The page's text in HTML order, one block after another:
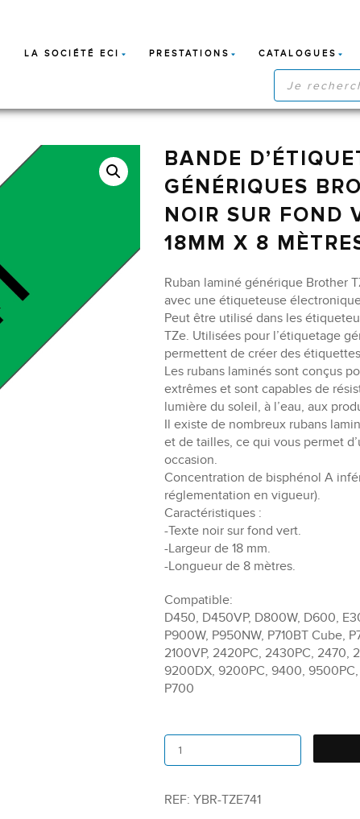
LA SOCIÉTÉ ECI PRESTATIONS CATALOGUES
RECHERCHE
DE
PRODUITS
BANDE
GÉNÉRIQUES
NOIR SUR FOND
18MM X 8
Ruban laminé générique Brother
avec une étiqueteuse
Peut être utilisé dans les
TZe. Utilisées pour l’étiquetage
permettent de créer des
Les rubans laminés sont conçus
extrêmes et sont capables de
lumière du soleil, à l’eau, aux
Il existe de nombreux rubans
et de tailles, ce qui vous permet
occasion.
Concentration de bisphénol A
réglementation en vigueur).
Caractéristiques :
-Texte noir sur fond vert.
-Largeur de 18 mm.
-Longueur de 8 mètres.
Compatible:
D450, D450VP, D800W, D600,
P900W, P950NW, P710BT Cube,
2100VP, 2420PC, 2430PC, 2470,
9200DX, 9200PC, 9400,
P700
REF: YBR-TZE741